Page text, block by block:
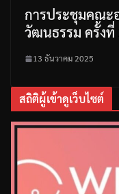
การประชุมคณะ
วัฒนธรรม ครั้ง
13 ธันวาคม 2025
สถิติผู้เข้าดูเว็บไซต์